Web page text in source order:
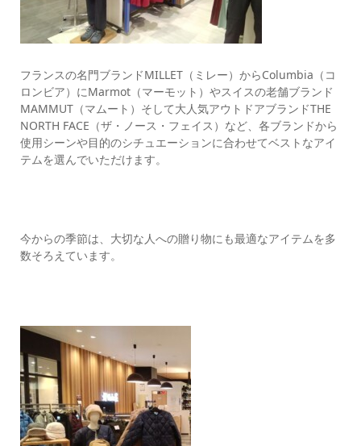
フランスの名門ブランドMILLET（ミレー）からColumbia（コ
ロンビア）にMarmot（マーモット）やスイスの老舗ブランド
MAMMUT（マムート）そして大人気アウトドアブランドTHE
NORTH FACE（ザ・ノース・フェイス）など、各ブランドから
使用シーンや目的のシチュエーションに合わせてベストなアイ
テムを選んでいただけます。
今からの季節は、大切な人への贈り物にも最適なアイテムを多
数そろえています。